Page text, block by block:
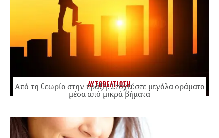
ΑΥΤΟΒΕΛΤΙΩΣΗ
Από τη θεωρία στην πράξη: Στοχεύστε μεγάλα οράματα
μέσα από μικρά βήματα